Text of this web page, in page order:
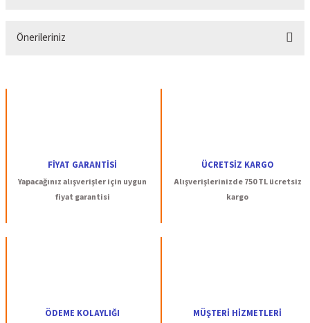
Önerileriniz
Ürün fiyatı diğer sitelerden daha pahalı.
FİYAT GARANTİSİ
Yapacağınız alışverişler için uygun
fiyat garantisi
ÜCRETSİZ KARGO
Alışverişlerinizde 750 TL ücretsiz
kargo
ÖDEME KOLAYLIĞI MÜŞTERİ HİZMETLERİ